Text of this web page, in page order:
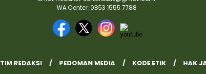
WA Center: 0853 1555 7788
TIM REDAKSI PEDOMAN MEDIA KODE ETIK HAK